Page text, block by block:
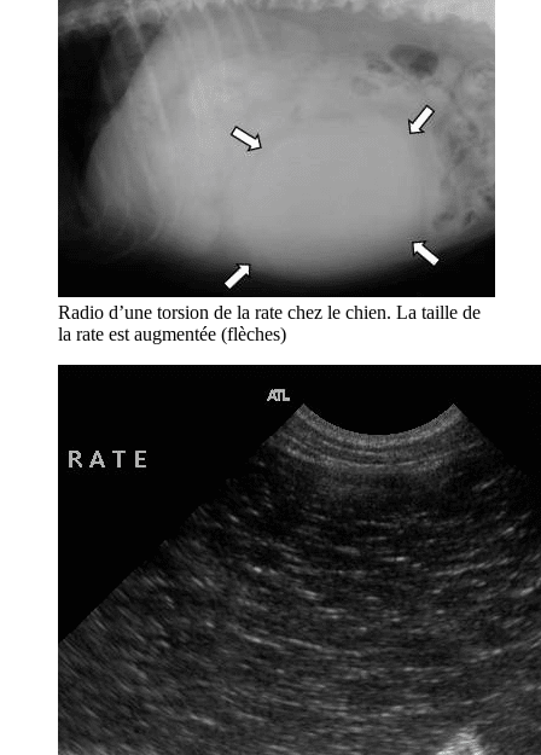
Radio d’une torsion de la rate chez le chien. La taille de
la rate est augmentée (flèches)